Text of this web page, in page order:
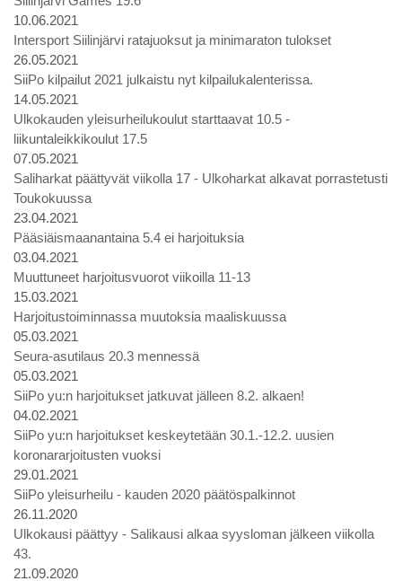
10.06.2021
Intersport Siilinjärvi ratajuoksut ja minimaraton tulokset
26.05.2021
SiiPo kilpailut 2021 julkaistu nyt kilpailukalenterissa.
14.05.2021
Ulkokauden yleisurheilukoulut starttaavat 10.5 -
liikuntaleikkikoulut 17.5
07.05.2021
Saliharkat päättyvät viikolla 17 - Ulkoharkat alkavat porrastetusti
Toukokuussa
23.04.2021
Pääsiäismaanantaina 5.4 ei harjoituksia
03.04.2021
Muuttuneet harjoitusvuorot viikoilla 11-13
15.03.2021
Harjoitustoiminnassa muutoksia maaliskuussa
05.03.2021
Seura-asutilaus 20.3 mennessä
05.03.2021
SiiPo yu:n harjoitukset jatkuvat jälleen 8.2. alkaen!
04.02.2021
SiiPo yu:n harjoitukset keskeytetään 30.1.-12.2. uusien
koronararjoitusten vuoksi
29.01.2021
SiiPo yleisurheilu - kauden 2020 päätöspalkinnot
26.11.2020
Ulkokausi päättyy - Salikausi alkaa syysloman jälkeen viikolla
43.
21.09.2020